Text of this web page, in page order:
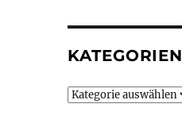
KATEGORIEN
Kategorien